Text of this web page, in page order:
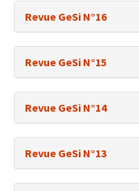
Revue GeSi N°16
Revue GeSi N°15
Revue GeSi N°14
Revue GeSi N°13